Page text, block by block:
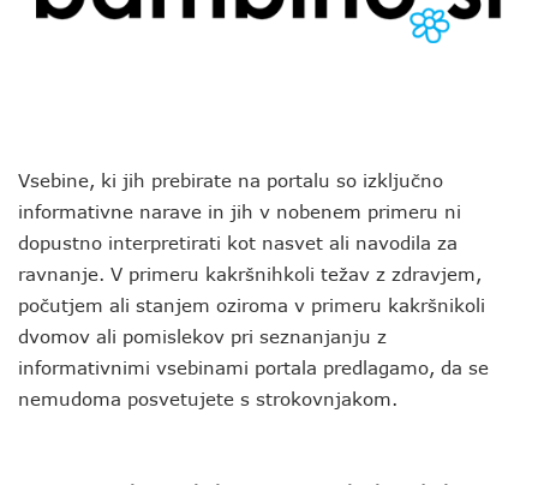
Vsebine, ki jih prebirate na portalu so izključno
informativne narave in jih v nobenem primeru ni
dopustno interpretirati kot nasvet ali navodila za
ravnanje. V primeru kakršnihkoli težav z zdravjem,
počutjem ali stanjem oziroma v primeru kakršnikoli
dvomov ali pomislekov pri seznanjanju z
informativnimi vsebinami portala predlagamo, da se
nemudoma posvetujete s strokovnjakom.